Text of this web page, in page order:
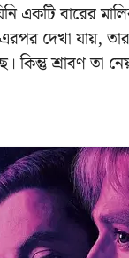
একটি বারের
দেখা যায়, তার
কিন্তু শ্রাবণ